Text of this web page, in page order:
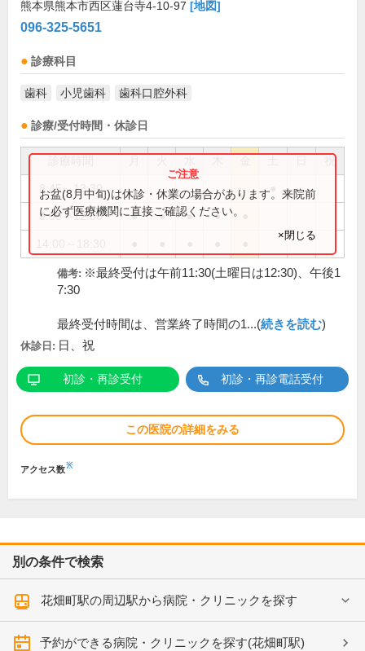
熊本県熊本市西区蓮台寺4-10-97 [地図]
096-325-5651
診療科目
歯科 小児歯科 歯科口腔外科
診療/受付時間・休診日
祝
8:45～13:30
9:00～12:30 ● ● ● ●
お盆(8月中旬)は休診・休業の場合があります。来院前
に必ず医療機関に直接ご確認ください。
×閉じる
備考: ※最終受付は午前11:30(土曜日は12:30)、午後1
7:30
最終受付時間は、営業終了時間の1...(続きを読む)
休診日: 日、祝
初診・再診受付 初診・再診電話受付
この医院の詳細をみる
アクセス数※
別の条件で検索
花畑町駅の周辺駅から病院・クリニックを探す
予約ができる病院・クリニックを探す(花畑町駅)